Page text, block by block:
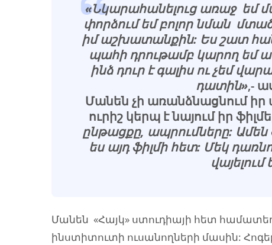
«Նկարահանելուց առաջ եմ
փորձում եմ բոլոր նման
իմ աշխատանքին: Ես շատ
պահի դրութամբ կարող եմ
ինձ դուր է գալիս ու չեմ
դատին»,-
Մանեն չի առանձնացնում իր
ուրիշ կերպ է նայում իր
ընթացքը, ապրումները: Ամեն
ես այդ ֆիլմի հետ: Մեկ
Մանեն «Հայկ» ստուդիայի հետ
ինստիտուտի ուսանողների մասին: